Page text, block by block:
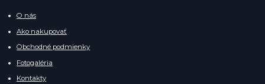
O nás
Ako nakupovať
Obchodné podmienky
Fotogaléria
Kontakty